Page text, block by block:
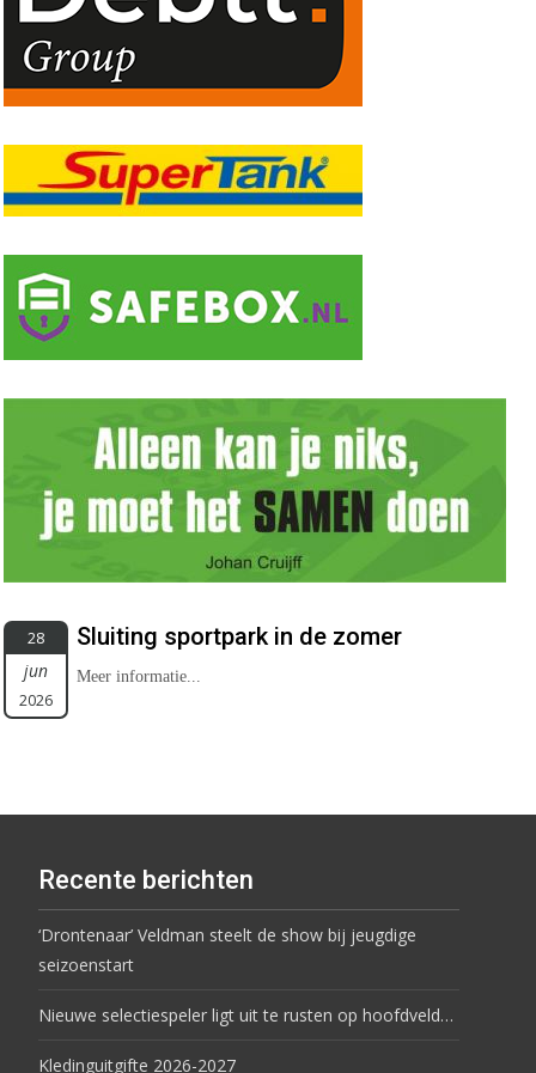
28
jun
2026
Sluiting sportpark in de zomer
Meer informatie...
Recente berichten
‘Drontenaar’ Veldman steelt de show bij jeugdige
seizoenstart
Nieuwe selectiespeler ligt uit te rusten op hoofdveld…
Kledinguitgifte 2026-2027